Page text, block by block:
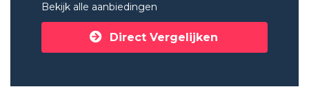
Bekijk alle aanbiedingen
Direct Vergelijken